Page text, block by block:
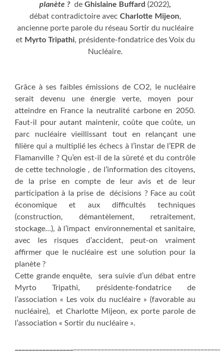
planète ? de Ghislaine Buffard (2022),
débat contradictoire avec Charlotte Mijeon,
ancienne porte parole du réseau Sortir du nucléaire
et Myrto Tripathi, présidente-fondatrice des Voix du
Nucléaire.
Grâce à ses faibles émissions de CO2, le nucléaire
serait devenu une énergie verte, moyen pour
atteindre en France la neutralité carbone en 2050.
Faut-il pour autant maintenir, coûte que coûte, un
parc nucléaire vieillissant tout en relançant une
filière qui a multiplié les échecs à l’instar de l’EPR de
Flamanville ? Qu’en est-il de la sûreté et du contrôle
de cette technologie , de l’information des citoyens,
de la prise en compte de leur avis et de leur
participation à la prise de décisions ? Face au coût
économique et aux difficultés techniques
(construction, démantèlement, retraitement,
stockage…), à l’impact environnemental et sanitaire,
avec les risques d’accident, peut-on vraiment
affirmer que le nucléaire est une solution pour la
planète ?
Cette grande enquête, sera suivie d’un débat entre
Myrto Tripathi, présidente-fondatrice de
l’association « Les voix du nucléaire » (favorable au
nucléaire), et Charlotte Mijeon, ex porte parole de
l’association « Sortir du nucléaire ».